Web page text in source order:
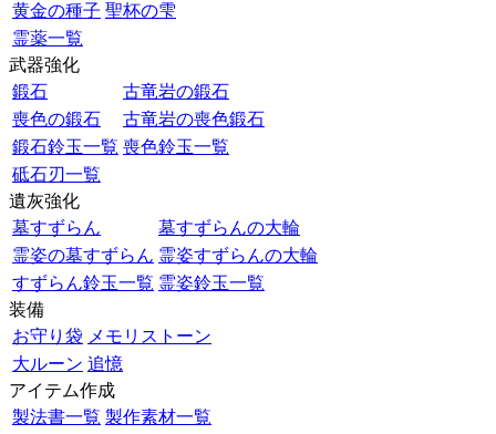
黄金の種子 聖杯の雫
霊薬一覧
武器強化
鍛石
古竜岩の鍛石
喪色の鍛石
古竜岩の喪色鍛石
鍛石鈴玉一覧 喪色鈴玉一覧
砥石刃一覧
遺灰強化
墓すずらん
墓すずらんの大輪
霊姿の墓すずらん 霊姿すずらんの大輪
すずらん鈴玉一覧 霊姿鈴玉一覧
装備
お守り袋 メモリストーン
大ルーン 追憶
アイテム作成
製法書一覧 製作素材一覧